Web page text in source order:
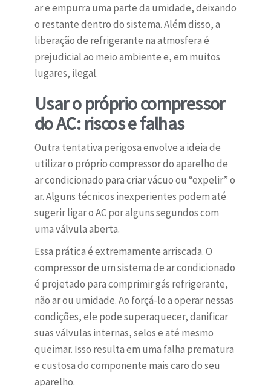
ar e empurra uma parte da umidade, deixando
o restante dentro do sistema. Além disso, a
liberação de refrigerante na atmosfera é
prejudicial ao meio ambiente e, em muitos
lugares, ilegal.
Usar o próprio compressor
do AC: riscos e falhas
Outra tentativa perigosa envolve a ideia de
utilizar o próprio compressor do aparelho de
ar condicionado para criar vácuo ou “expelir” o
ar. Alguns técnicos inexperientes podem até
sugerir ligar o AC por alguns segundos com
uma válvula aberta.
Essa prática é extremamente arriscada. O
compressor de um sistema de ar condicionado
é projetado para comprimir gás refrigerante,
não ar ou umidade. Ao forçá-lo a operar nessas
condições, ele pode superaquecer, danificar
suas válvulas internas, selos e até mesmo
queimar. Isso resulta em uma falha prematura
e custosa do componente mais caro do seu
aparelho.